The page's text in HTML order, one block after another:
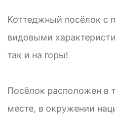
Коттеджный посёлок с
видовыми
так и на горы!
Посёлок расположен в
месте, в окружении